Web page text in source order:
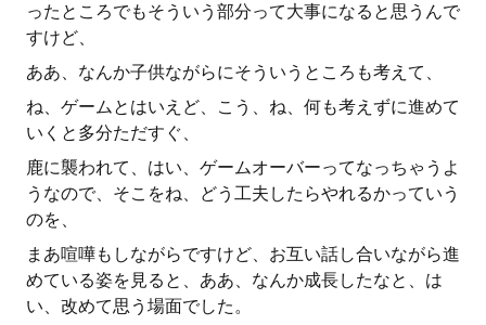
ったところでもそういう部分って大事になると思うんで
すけど、
ああ、なんか子供ながらにそういうところも考えて、
ね、ゲームとはいえど、こう、ね、何も考えずに進めて
いくと多分ただすぐ、
鹿に襲われて、はい、ゲームオーバーってなっちゃうよ
うなので、そこをね、どう工夫したらやれるかっていう
のを、
まあ喧嘩もしながらですけど、お互い話し合いながら進
めている姿を見ると、ああ、なんか成長したなと、は
い、改めて思う場面でした。